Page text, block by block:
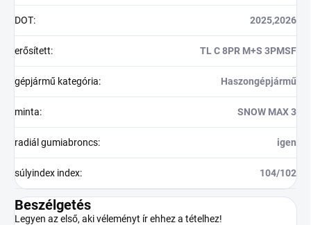
DOT: 2025,2026
erősített: TL C 8PR M+S 3PMSF
gépjármű kategória: Haszongépjármű
minta: SNOW MAX 3
radiál gumiabroncs: igen
súlyindex index: 104/102
Beszélgetés
Legyen az első, aki véleményt ír ehhez a tételhez!